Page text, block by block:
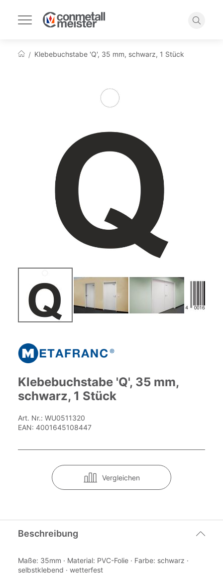
Navigation
umschalten
Suche
StartseiteKlebebuchstabe 'Q', 35 mm, schwarz, 1 Stück
der
Bildgalerie
springen
Klebebuchstabe 'Q', 35 mm,
schwarz, 1 Stück
Art. Nr.: WU0511320
EAN: 4001645108447
Vergleichen
Beschreibung
Maße: 35mm · Material: PVC-Folie · Farbe: schwarz ·
selbstklebend · wetterfest